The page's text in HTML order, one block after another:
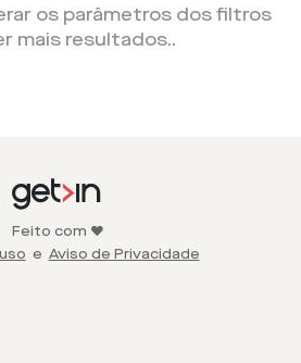
os parâmetros dos filtros
mais resultados..
Feito com ❤️
e Aviso de Privacidade